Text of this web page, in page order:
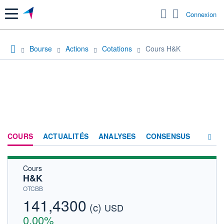
Menu Connexion
Bourse Actions Cotations Cours H&K
COURS ACTUALITÉS ANALYSES CONSENSUS
ACTIONNAIRES
Cours
H&K
OTCBB
141,4300 (c) USD
0,00%